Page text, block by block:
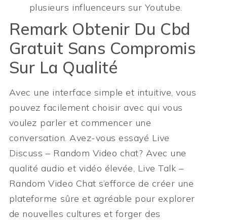
plusieurs influenceurs sur Youtube.
Remark Obtenir Du Cbd
Gratuit Sans Compromis
Sur La Qualité
Avec une interface simple et intuitive, vous
pouvez facilement choisir avec qui vous
voulez parler et commencer une
conversation. Avez-vous essayé Live
Discuss – Random Video chat? Avec une
qualité audio et vidéo élevée, Live Talk –
Random Video Chat s’efforce de créer une
plateforme sûre et agréable pour explorer
de nouvelles cultures et forger des